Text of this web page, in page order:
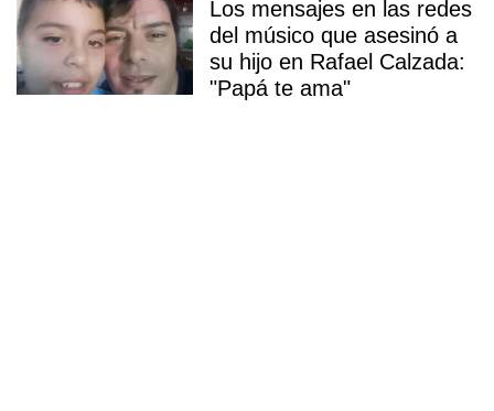
Los mensajes en las redes
del músico que asesinó a
su hijo en Rafael Calzada:
"Papá te ama"